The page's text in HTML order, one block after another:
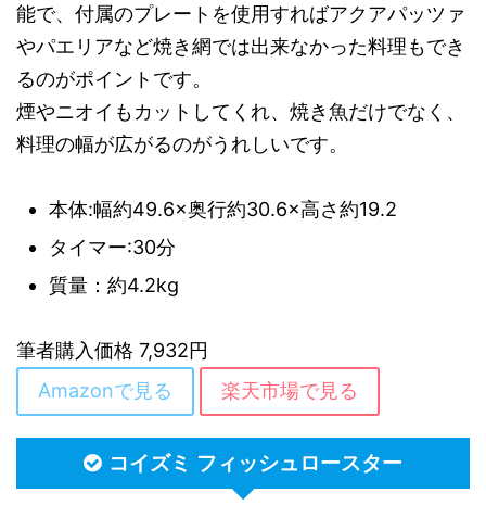
能で、付属のプレートを使用すればアクアパッツァ
やパエリアなど焼き網では出来なかった料理もでき
るのがポイントです。
煙やニオイもカットしてくれ、焼き魚だけでなく、
料理の幅が広がるのがうれしいです。
本体:幅約49.6×奥行約30.6×高さ約19.2
タイマー:30分
質量：約4.2kg
筆者購入価格 7,932円
Amazonで見る
楽天市場で見る
コイズミ フィッシュロースター